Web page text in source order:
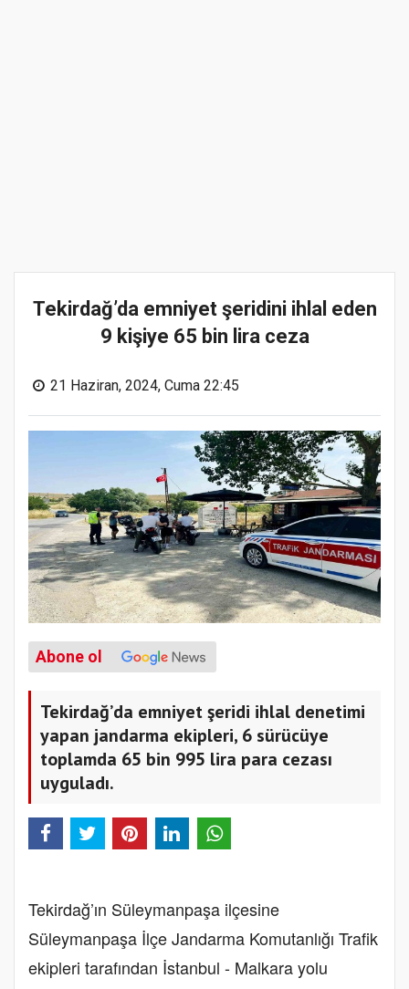
Tekirdağ’da emniyet şeridini ihlal eden
9 kişiye 65 bin lira ceza
21 Haziran, 2024, Cuma 22:45
Abone ol
Tekirdağ’da emniyet şeridi ihlal denetimi
yapan jandarma ekipleri, 6 sürücüye
toplamda 65 bin 995 lira para cezası
uyguladı.
Tekirdağ’ın Süleymanpaşa ilçesine
Süleymanpaşa İlçe Jandarma Komutanlığı Trafik
ekipleri tarafından İstanbul - Malkara yolu